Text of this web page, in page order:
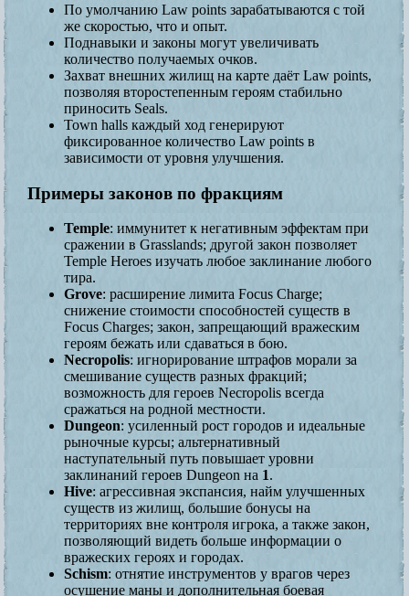
По умолчанию Law points зарабатываются с той
же скоростью, что и опыт.
Поднавыки и законы могут увеличивать
количество получаемых очков.
Захват внешних жилищ на карте даёт Law points,
позволяя второстепенным героям стабильно
приносить Seals.
Town halls каждый ход генерируют
фиксированное количество Law points в
зависимости от уровня улучшения.
Примеры законов по фракциям
Temple: иммунитет к негативным эффектам при
сражении в Grasslands; другой закон позволяет
Temple Heroes изучать любое заклинание любого
тира.
Grove: расширение лимита Focus Charge;
снижение стоимости способностей существ в
Focus Charges; закон, запрещающий вражеским
героям бежать или сдаваться в бою.
Necropolis: игнорирование штрафов морали за
смешивание существ разных фракций;
возможность для героев Necropolis всегда
сражаться на родной местности.
Dungeon: усиленный рост городов и идеальные
рыночные курсы; альтернативный
наступательный путь повышает уровни
заклинаний героев Dungeon на 1.
Hive: агрессивная экспансия, найм улучшенных
существ из жилищ, большие бонусы на
территориях вне контроля игрока, а также закон,
позволяющий видеть больше информации о
вражеских героях и городах.
Schism: отнятие инструментов у врагов через
осушение маны и дополнительная боевая